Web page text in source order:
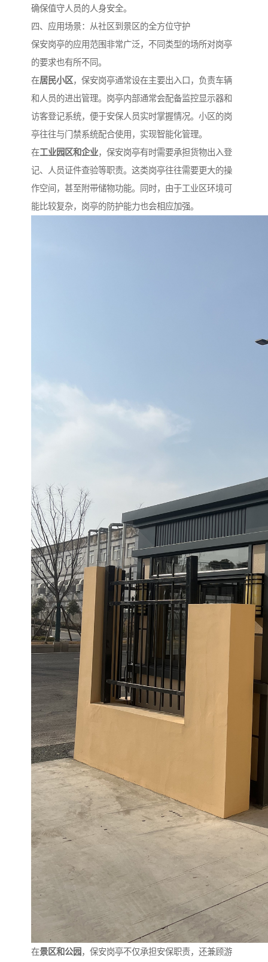
确保值守人员的人身安全。
四、应用场景：从社区到景区的全方位守护
保安岗亭的应用范围非常广泛，不同类型的场所对岗亭
的要求也有所不同。
在居民小区，保安岗亭通常设在主要出入口，负责车辆
和人员的进出管理。岗亭内部通常会配备监控显示器和
访客登记系统，便于安保人员实时掌握情况。小区的岗
亭往往与门禁系统配合使用，实现智能化管理。
在工业园区和企业，保安岗亭有时需要承担货物出入登
记、人员证件查验等职责。这类岗亭往往需要更大的操
作空间，甚至附带储物功能。同时，由于工业区环境可
能比较复杂，岗亭的防护能力也会相应加强。
在景区和公园 ，保安岗亭不仅承担安保职责，还兼顾游